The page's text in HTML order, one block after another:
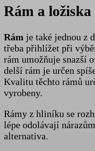
Rám a
Rám je také jednou z
třeba přihlížet při
rám umožňuje snazší
delší rám je určen
Kvalitu těchto rámů
vyrobeny.
Rámy z hliníku se
lépe odolávají
alternativa.